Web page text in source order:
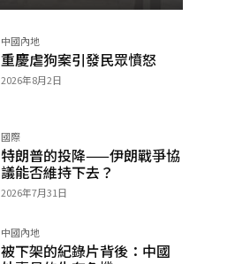
中國內地
重慶虐狗案引發民眾憤怒
2026年8月2日
國際
特朗普的投降——伊朗戰爭協
議能否維持下去？
2026年7月31日
中國內地
被下架的紀錄片背後：中國